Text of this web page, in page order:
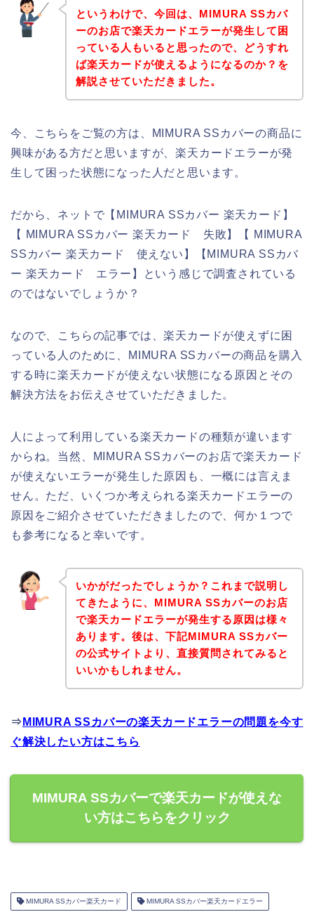
というわけで、今回は、MIMURA SSカバ
ーのお店で楽天カードエラーが発生して困
っている人もいると思ったので、どうすれ
ば楽天カードが使えるようになるのか？を
解説させていただきました。
今、こちらをご覧の方は、MIMURA SSカバーの商品に
興味がある方だと思いますが、楽天カードエラーが発
生して困った状態になった人だと思います。
だから、ネットで【MIMURA SSカバー 楽天カード】
【 MIMURA SSカバー 楽天カード 失敗】【 MIMURA
SSカバー 楽天カード 使えない】【MIMURA SSカバ
ー 楽天カード エラー】という感じで調査されている
のではないでしょうか？
なので、こちらの記事では、楽天カードが使えずに困
っている人のために、MIMURA SSカバーの商品を購入
する時に楽天カードが使えない状態になる原因とその
解決方法をお伝えさせていただきました。
人によって利用している楽天カードの種類が違います
からね。当然、MIMURA SSカバーのお店で楽天カード
が使えないエラーが発生した原因も、一概には言えま
せん。ただ、いくつか考えられる楽天カードエラーの
原因をご紹介させていただきましたので、何か１つで
も参考になると幸いです。
いかがだったでしょうか？これまで説明し
てきたように、MIMURA SSカバーのお店
で楽天カードエラーが発生する原因は様々
あります。後は、下記MIMURA SSカバー
の公式サイトより、直接質問されてみると
いいかもしれません。
⇒ MIMURA SSカバーの楽天カードエラーの問題を今す
ぐ解決したい方はこちら
MIMURA SSカバーで楽天カードが使えな
い方はこちらをクリック
MIMURA SSカバー楽天カード MIMURA SSカバー楽天カードエラー